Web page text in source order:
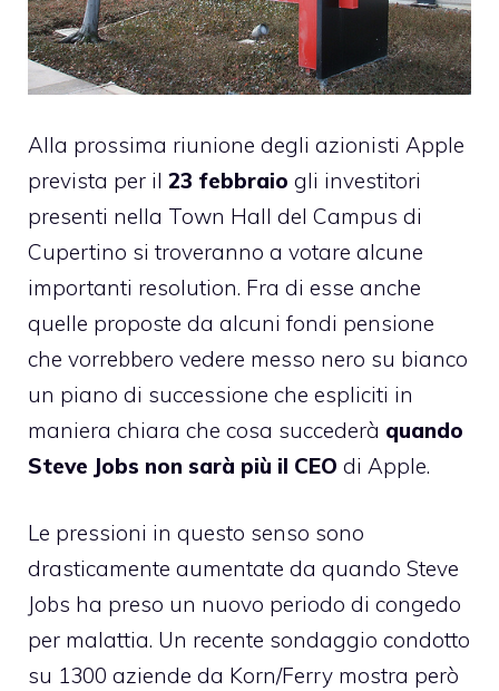
Alla prossima riunione degli azionisti Apple
prevista per il 23 febbraio gli investitori
presenti nella Town Hall del Campus di
Cupertino si troveranno a votare alcune
importanti resolution. Fra di esse anche
quelle proposte da alcuni fondi pensione
che vorrebbero vedere messo nero su bianco
un piano di successione che espliciti in
maniera chiara che cosa succederà quando
Steve Jobs non sarà più il CEO di Apple.
Le pressioni in questo senso sono
drasticamente aumentate da quando Steve
Jobs ha preso un nuovo periodo di congedo
per malattia. Un recente sondaggio condotto
su 1300 aziende da Korn/Ferry mostra però